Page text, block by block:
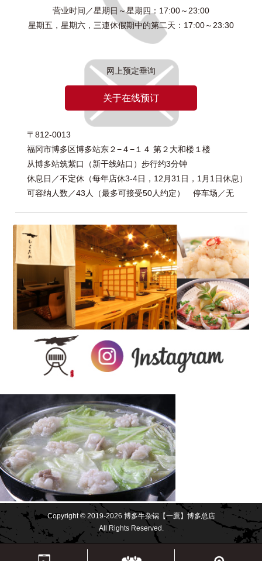
营业时间／星期日～星期四：17:00～23:00
星期五，星期六，三連休假期中的第二天：17:00～23:30
网上预定垂询
关于在线预订
〒812-0013
福冈市博多区博多站东２−４−１４ 第２大和楼１楼
从博多站筑紫口（新干线站口）步行约3分钟
休息日／不定休（每年店休3-4日，12月31日，1月1日休息）
可容纳人数／43人（最多可接受50人约定） 停车场／无
Copyright © 2019-2026 博多牛杂锅【一鷹】博多总店
All Rights Reserved.